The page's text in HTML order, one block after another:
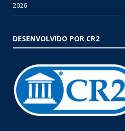
2026
DESENVOLVIDO POR CR2